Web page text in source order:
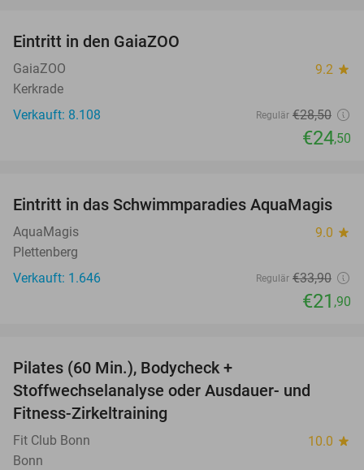
Eintritt in den GaiaZOO
GaiaZOO 9.2 star
Kerkrade
Verkauft: 8.108
Regulär €28,50
€24,50
35%
Eintritt in das Schwimmparadies AquaMagis
AquaMagis 9.0 star
Plettenberg
Verkauft: 1.646
Regulär €33,90
€21 ,90
Pilates (60 Min.), Bodycheck +
Stoffwechselanalyse oder Ausdauer- und
Fitness-Zirkeltraining
Fit Club Bonn 10.0 star
Bonn